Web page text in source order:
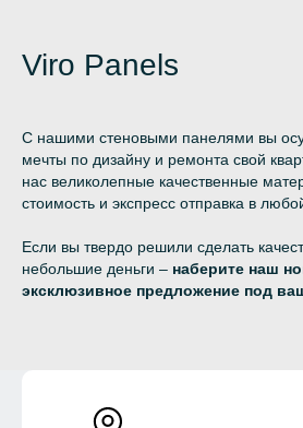
Viro Panels
С нашими стеновыми панелями вы
мечты по дизайну и ремонта свой
нас великолепные качественные
стоимость и экспресс отправка в
Если вы твердо решили сделать
небольшие деньги – наберите наш
эксклюзивное предложение под